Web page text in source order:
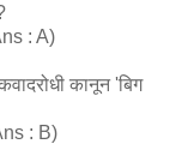
: A)
कानून 'बिग
: B)